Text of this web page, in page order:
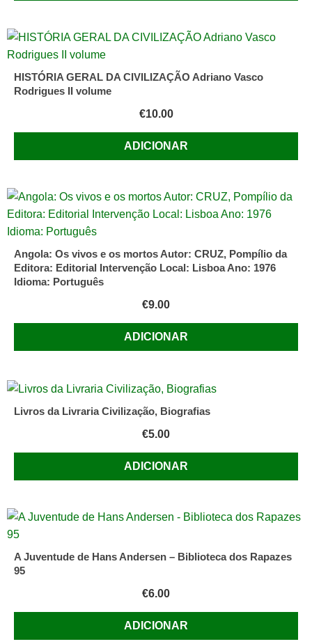
edição
HISTÓRIA GERAL DA CIVILIZAÇÃO Adriano Vasco
Rodrigues II volume
€10.00
ADICIONAR
Angola: Os vivos e os mortos Autor: CRUZ, Pompílio da
Editora: Editorial Intervenção Local: Lisboa Ano: 1976
Idioma: Português
€9.00
ADICIONAR
Livros da Livraria Civilização, Biografias
€5.00
ADICIONAR
A Juventude de Hans Andersen – Biblioteca dos Rapazes
95
€6.00
ADICIONAR